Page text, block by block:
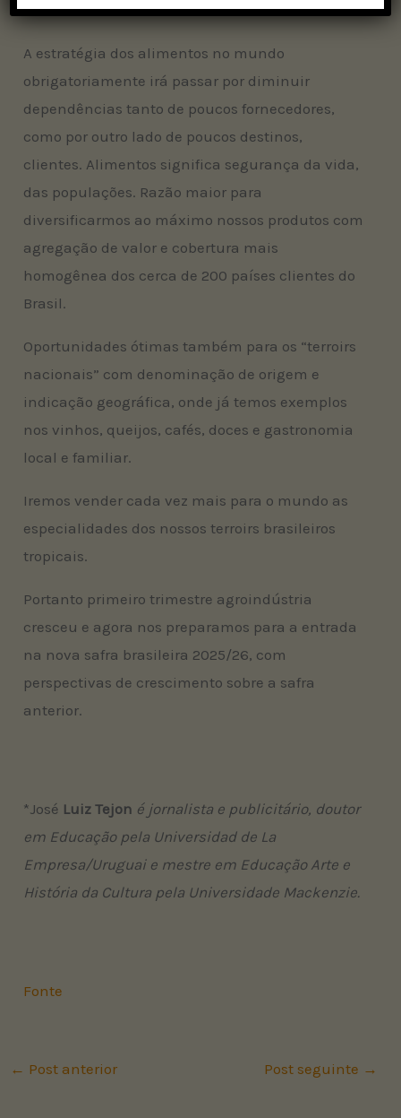
circunstâncias.
A estratégia dos alimentos no mundo
obrigatoriamente irá passar por diminuir
dependências tanto de poucos fornecedores,
como por outro lado de poucos destinos,
clientes. Alimentos significa segurança da vida,
das populações. Razão maior para
diversificarmos ao máximo nossos produtos com
agregação de valor e cobertura mais
homogênea dos cerca de 200 países clientes do
Brasil.
Oportunidades ótimas também para os “terroirs
nacionais” com denominação de origem e
indicação geográfica, onde já temos exemplos
nos vinhos, queijos, cafés, doces e gastronomia
local e familiar.
Iremos vender cada vez mais para o mundo as
especialidades dos nossos terroirs brasileiros
tropicais.
Portanto primeiro trimestre agroindústria
cresceu e agora nos preparamos para a entrada
na nova safra brasileira 2025/26, com
perspectivas de crescimento sobre a safra
anterior.
*José Luiz Tejon é jornalista e publicitário, doutor
em Educação pela Universidad de La
Empresa/Uruguai e mestre em Educação Arte e
História da Cultura pela Universidade Mackenzie.
Fonte
← Post anterior Post seguinte →